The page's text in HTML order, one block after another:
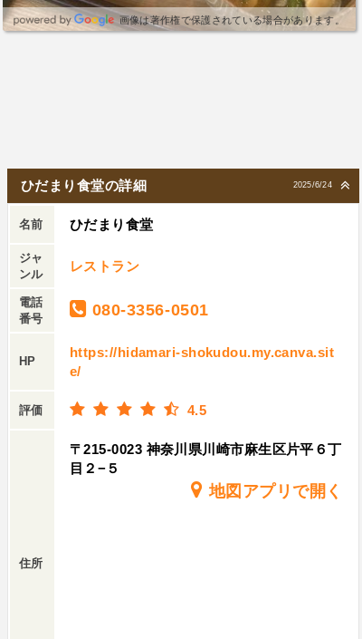
画像は著作権で保護されている場合があります。
2025/6/24
ひだまり食堂の詳細
名前 ひだまり食堂
ジャ
ンル
レストラン
電話
番号
080-3356-0501
HP
https://hidamari-shokudou.my.canva.sit
e/
評価 4.5
住所
〒215-0023 神奈川県川崎市麻生区片平６丁
目２−５
地図アプリで開く